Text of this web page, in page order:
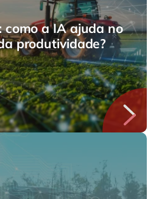
como a IA ajuda no
produtividade?